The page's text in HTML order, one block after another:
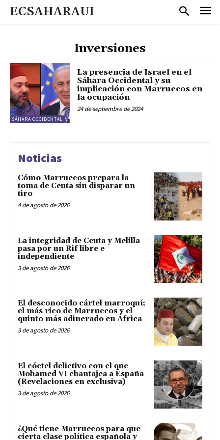
ECSAHARAUI
Inversiones
SÁHARA OCCIDENTAL
La presencia de Israel en el
Sáhara Occidental y su
implicación con Marruecos en
la ocupación
24 de septiembre de 2024
Noticias
Cómo Marruecos prepara la
toma de Ceuta sin disparar un
tiro
4 de agosto de 2026
La integridad de Ceuta y Melilla
pasa por un Rif libre e
independiente
3 de agosto de 2026
El desconocido cártel marroquí;
el más rico de Marruecos y el
quinto más adinerado en África
3 de agosto de 2026
El cóctel delictivo con el que
Mohamed VI chantajea a España
(Revelaciones en exclusiva)
3 de agosto de 2026
¿Qué tiene Marruecos para que
cierta clase política española y